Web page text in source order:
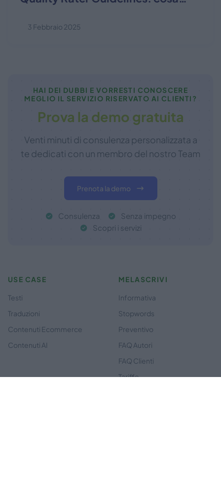
content marketing?
3 Febbraio 2025
HAI DEI DUBBI E VORRESTI CONOSCERE
MEGLIO IL SERVIZIO RISERVATO AI CLIENTI?
Prova la demo gratuita
Venti minuti di consulenza personalizzata a
te dedicati con un membro del nostro Team
Prenota la demo
Consulenza
Senza impegno
Scopri i servizi
USE CASE
Testi
Traduzioni
Contenuti Ecommerce
Contenuti AI
MELASCRIVI
Informativa
Stopwords
Preventivo
FAQ Autori
FAQ Clienti
Tariffe